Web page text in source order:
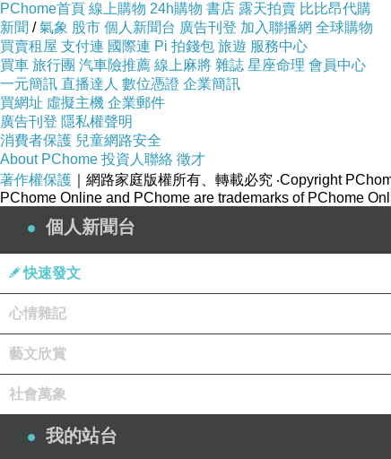
很開心可以獲得台塑生醫
的新品試用機會，整瓶容量
我拿到的是嫩膚色,可以創造較粉嫩的妝感,另一個
PChome首頁 線上購物 24h購物 書店 露天拍賣 比比昂代購
新聞 /氣象 股市 個人新聞台 廣告刊登 加入聯播網 全球購物
買賣租屋 支付連 國際連 Pi 拍錢包 旅遊 服務中心
買車 旅行團 汽車險推薦 線上麻將 雜誌 星座命理 會員中心
一元簡訊 直播達人 數位憑證 企業簡訊
買網址 虛擬主機 企業郵件
廣告刊登 隱私權聲明
消費者保護 兒童網路安全
About PChome 投資人聯絡 徵才
著作權保護 ｜網路家庭版權所有、轉載必究 ‧Copyright
PChome Online and PChome are trademarks of PChome
個人新聞台
快速發文
心情雜記
藝文欣賞
社會萬象
我的站台